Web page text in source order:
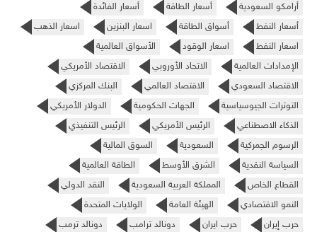
أرامكو السعودية أسعار الطاقة
أسعار الفائدة
أسعار النفط
أسواق الطاقة اسعار البنزين
اسعار الذهب
اسعار النفط
اسعار الوقود
الأسواق العالمية
الإمدادات العالمية
الاتحاد الأوروبي
الاقتصاد الأمريكي
الاقتصاد السعودي
الاقتصاد العالمي
البنك المركزي
التوترات الجيوسياسية
الجهات الحكومية
الدولار الأمريكي
الذكاء الاصطناعي
الرئيس الأمريكي
الرئيس التنفيذي
الرسوم الجمركية
السعودية
السوق المالية
السياسة النقدية
الشرق الأوسط
الطاقة العالمية
القطاع الخاص
المملكة العربية السعودية
النقد الدولي
النمو الاقتصادي
الهيئة العامة
الولايات المتحدة
حرب إيران
حرب ايران دونالد ترامب دونالد ترمب